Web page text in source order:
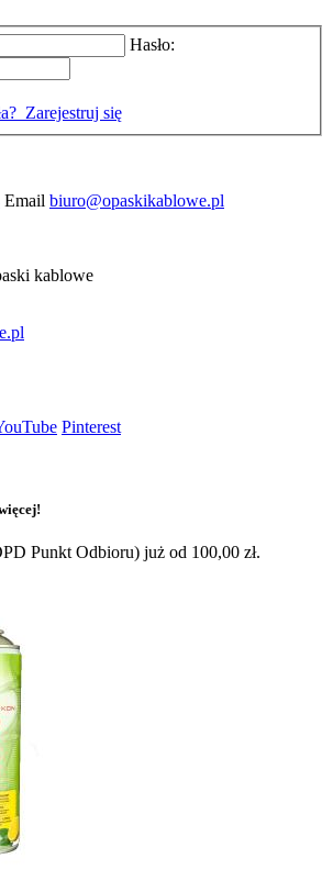
Hasło:
Zarejestruj się
Email biuro@opaskikablowe.pl
kablowe
Pinterest
Punkt Odbioru) już od 100,00 zł.